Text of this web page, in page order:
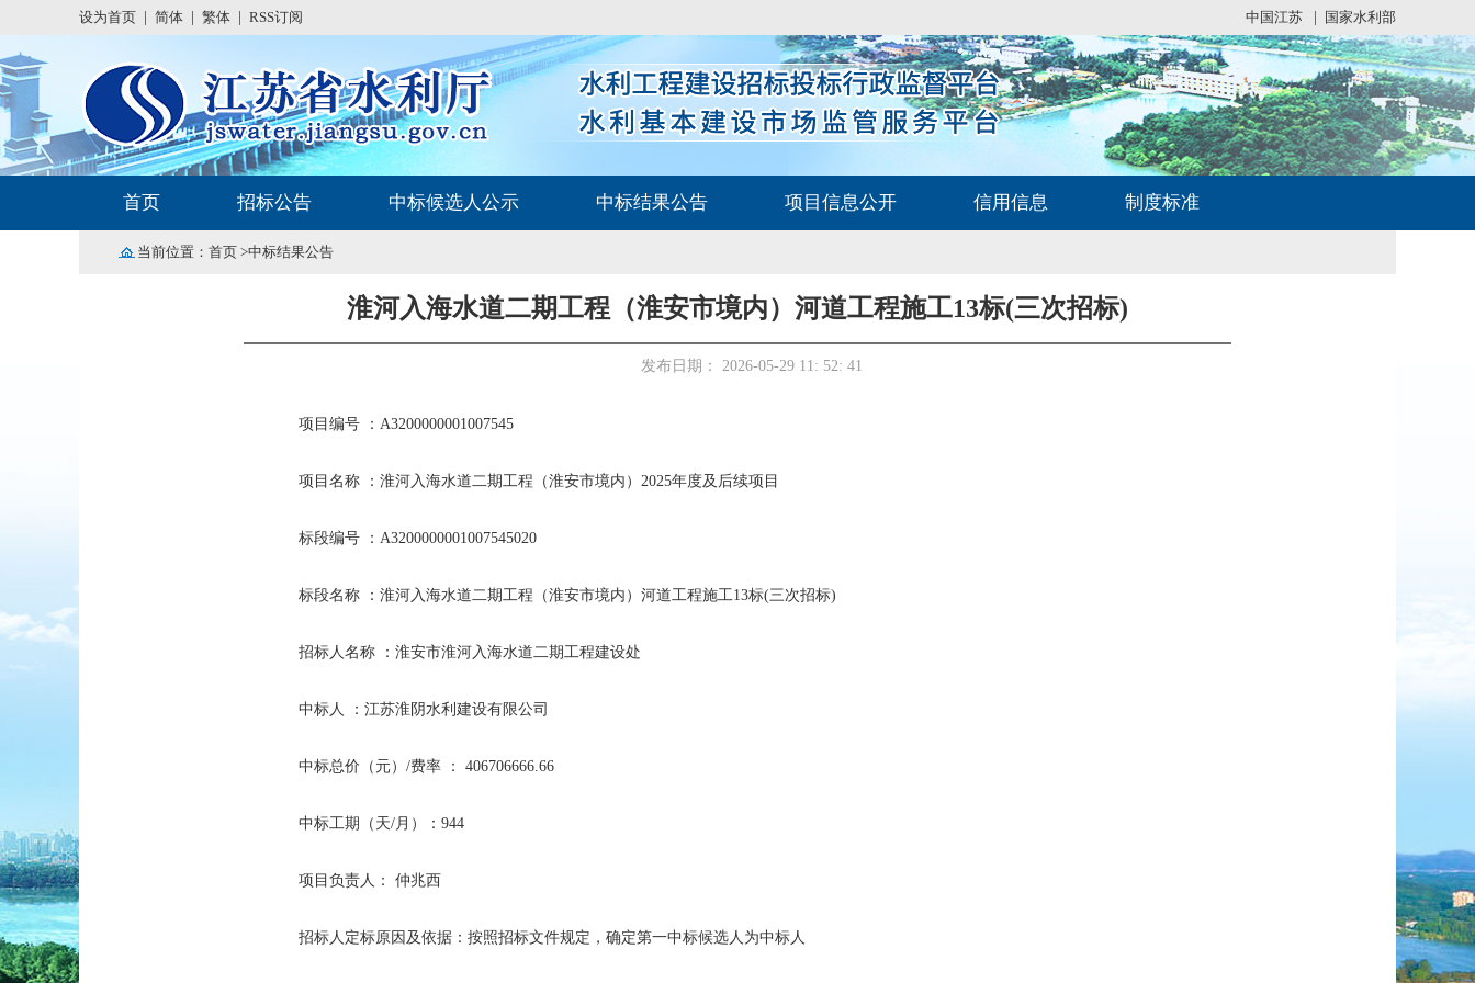
设为首页 简体 繁体 RSS订阅 中国江苏 国家水利部
首页 招标公告 中标候选人公示 中标结果公告 项目信息公开 信用信息 制度标准
当前位置： 首页 >中标结果公告
淮河入海水道二期工程（淮安市境内）河道工程施工13标(三次招标)
发布日期： 2026-05-29 11: 52: 41
项目编号 ：A3200000001007545
项目名称 ：淮河入海水道二期工程（淮安市境内）2025年度及后续项目
标段编号 ：A3200000001007545020
标段名称 ：淮河入海水道二期工程（淮安市境内）河道工程施工13标(三次招标)
招标人名称 ：淮安市淮河入海水道二期工程建设处
中标人 ：江苏淮阴水利建设有限公司
中标总价（元）/费率 ： 406706666.66
中标工期（天/月）：944
项目负责人： 仲兆西
招标人定标原因及依据：按照招标文件规定，确定第一中标候选人为中标人